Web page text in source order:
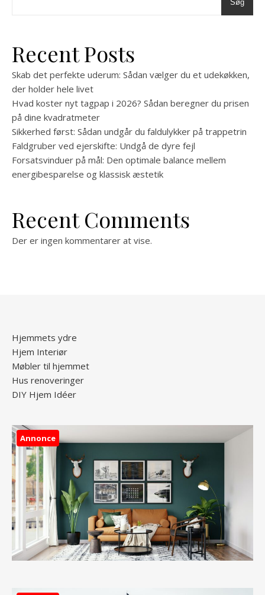
Søg
Recent Posts
Skab det perfekte uderum: Sådan vælger du et udekøkken,
der holder hele livet
Hvad koster nyt tagpap i 2026? Sådan beregner du prisen
på dine kvadratmeter
Sikkerhed først: Sådan undgår du faldulykker på trappetrin
Faldgruber ved ejerskifte: Undgå de dyre fejl
Forsatsvinduer på mål: Den optimale balance mellem
energibesparelse og klassisk æstetik
Recent Comments
Der er ingen kommentarer at vise.
Hjemmets ydre
Hjem Interiør
Møbler til hjemmet
Hus renoveringer
DIY Hjem Idéer
Annonce